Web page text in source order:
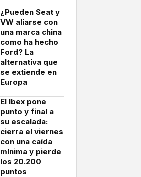
¿Pueden Seat y
VW aliarse con
una marca china
como ha hecho
Ford? La
alternativa que
se extiende en
Europa
El Ibex pone
punto y final a
su escalada:
cierra el viernes
con una caída
mínima y pierde
los 20.200
puntos